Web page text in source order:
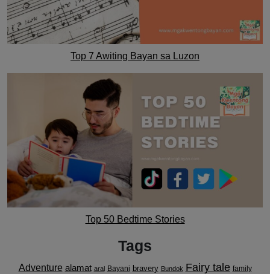
Top 7 Awiting Bayan sa Luzon
Top 50 Bedtime Stories
Tags
Adventure alamat aral Bayani bravery Bundok Fairy tale family